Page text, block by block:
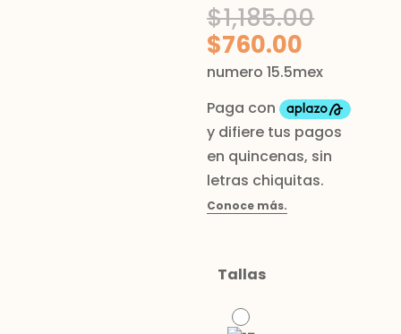
$1,185.00
$760.00
precio
actual
es:
numero 15.5mex
Tallas